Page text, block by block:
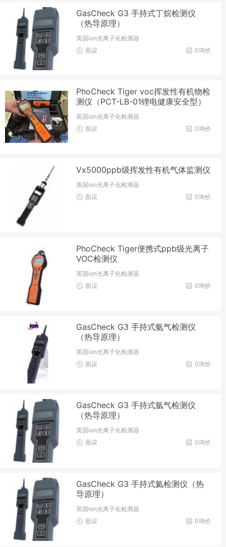
GasCheck G3 手持式丁烷检测仪
（热导原理）
英国ion光离子化检测器
0询价
面议
PhoCheck Tiger voc挥发性有机物检
测仪（PCT-LB-01锂电健康安全型）
英国ion光离子化检测器
0询价
面议
Vx5000ppb级挥发性有机气体监测仪
英国ion光离子化检测器
0询价
面议
PhoCheck Tiger便携式ppb级光离子
VOC检测仪
英国ion光离子化检测器
0询价
面议
GasCheck G3 手持式氨气检测仪
（热导原理）
英国ion光离子化检测器
0询价
面议
GasCheck G3 手持式氩气检测仪
（热导原理）
英国ion光离子化检测器
0询价
面议
GasCheck G3 手持式氦检测仪（热
导原理）
英国ion光离子化检测器
0询价
面议